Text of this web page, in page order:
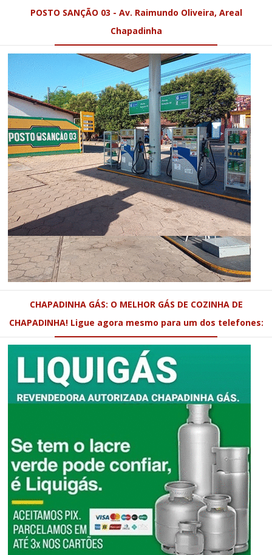
POSTO SANÇÃO 03 - Av. Raimundo Oliveira, Areal
Chapadinha
CHAPADINHA GÁS: O MELHOR GÁS DE COZINHA DE
CHAPADINHA! Ligue agora mesmo para um dos telefones: